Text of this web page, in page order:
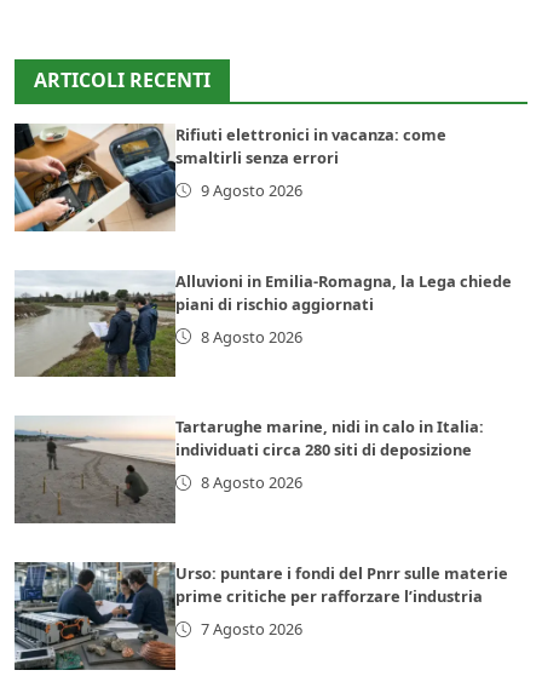
ARTICOLI RECENTI
Rifiuti elettronici in vacanza: come
smaltirli senza errori
9 Agosto 2026
Alluvioni in Emilia-Romagna, la Lega chiede
piani di rischio aggiornati
8 Agosto 2026
Tartarughe marine, nidi in calo in Italia:
individuati circa 280 siti di deposizione
8 Agosto 2026
Urso: puntare i fondi del Pnrr sulle materie
prime critiche per rafforzare l’industria
7 Agosto 2026